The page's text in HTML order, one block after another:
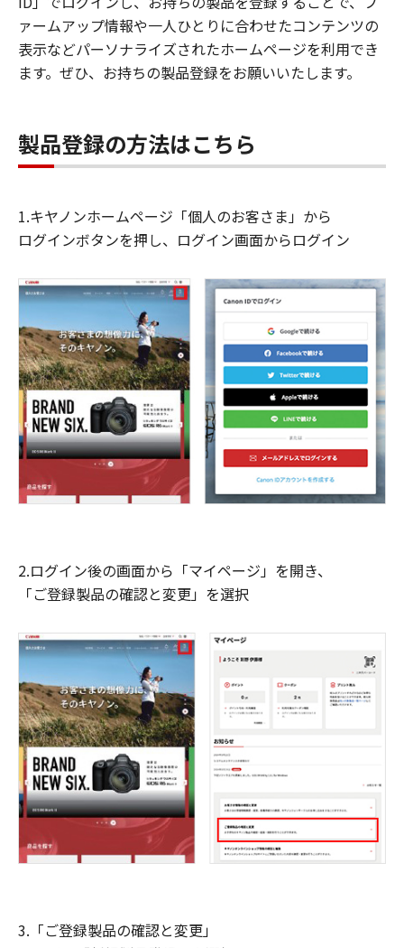
ァームアップ情報や一人ひとりに合わせたコンテンツの
表示などパーソナライズされたホームページを利用でき
ます。ぜひ、お持ちの製品登録をお願いいたします。
製品登録の方法はこちら
1.キヤノンホームページ「個人のお客さま」から
ログインボタンを押し、ログイン画面からログイン
2.ログイン後の画面から「マイページ」を開き、
「ご登録製品の確認と変更」を選択
3.「ご登録製品の確認と変更」